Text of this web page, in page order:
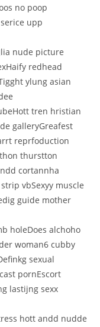
no poop
upp
nude picture
redhead
ylung asian
tren hristian
galleryGreafest
reprfoduction
thurstton
cortannha
vbSexyy muscle
guide mother
holeDoes alchoho
woman6 cubby
sexual
pornEscort
lastijng sexx
hott andd nudde